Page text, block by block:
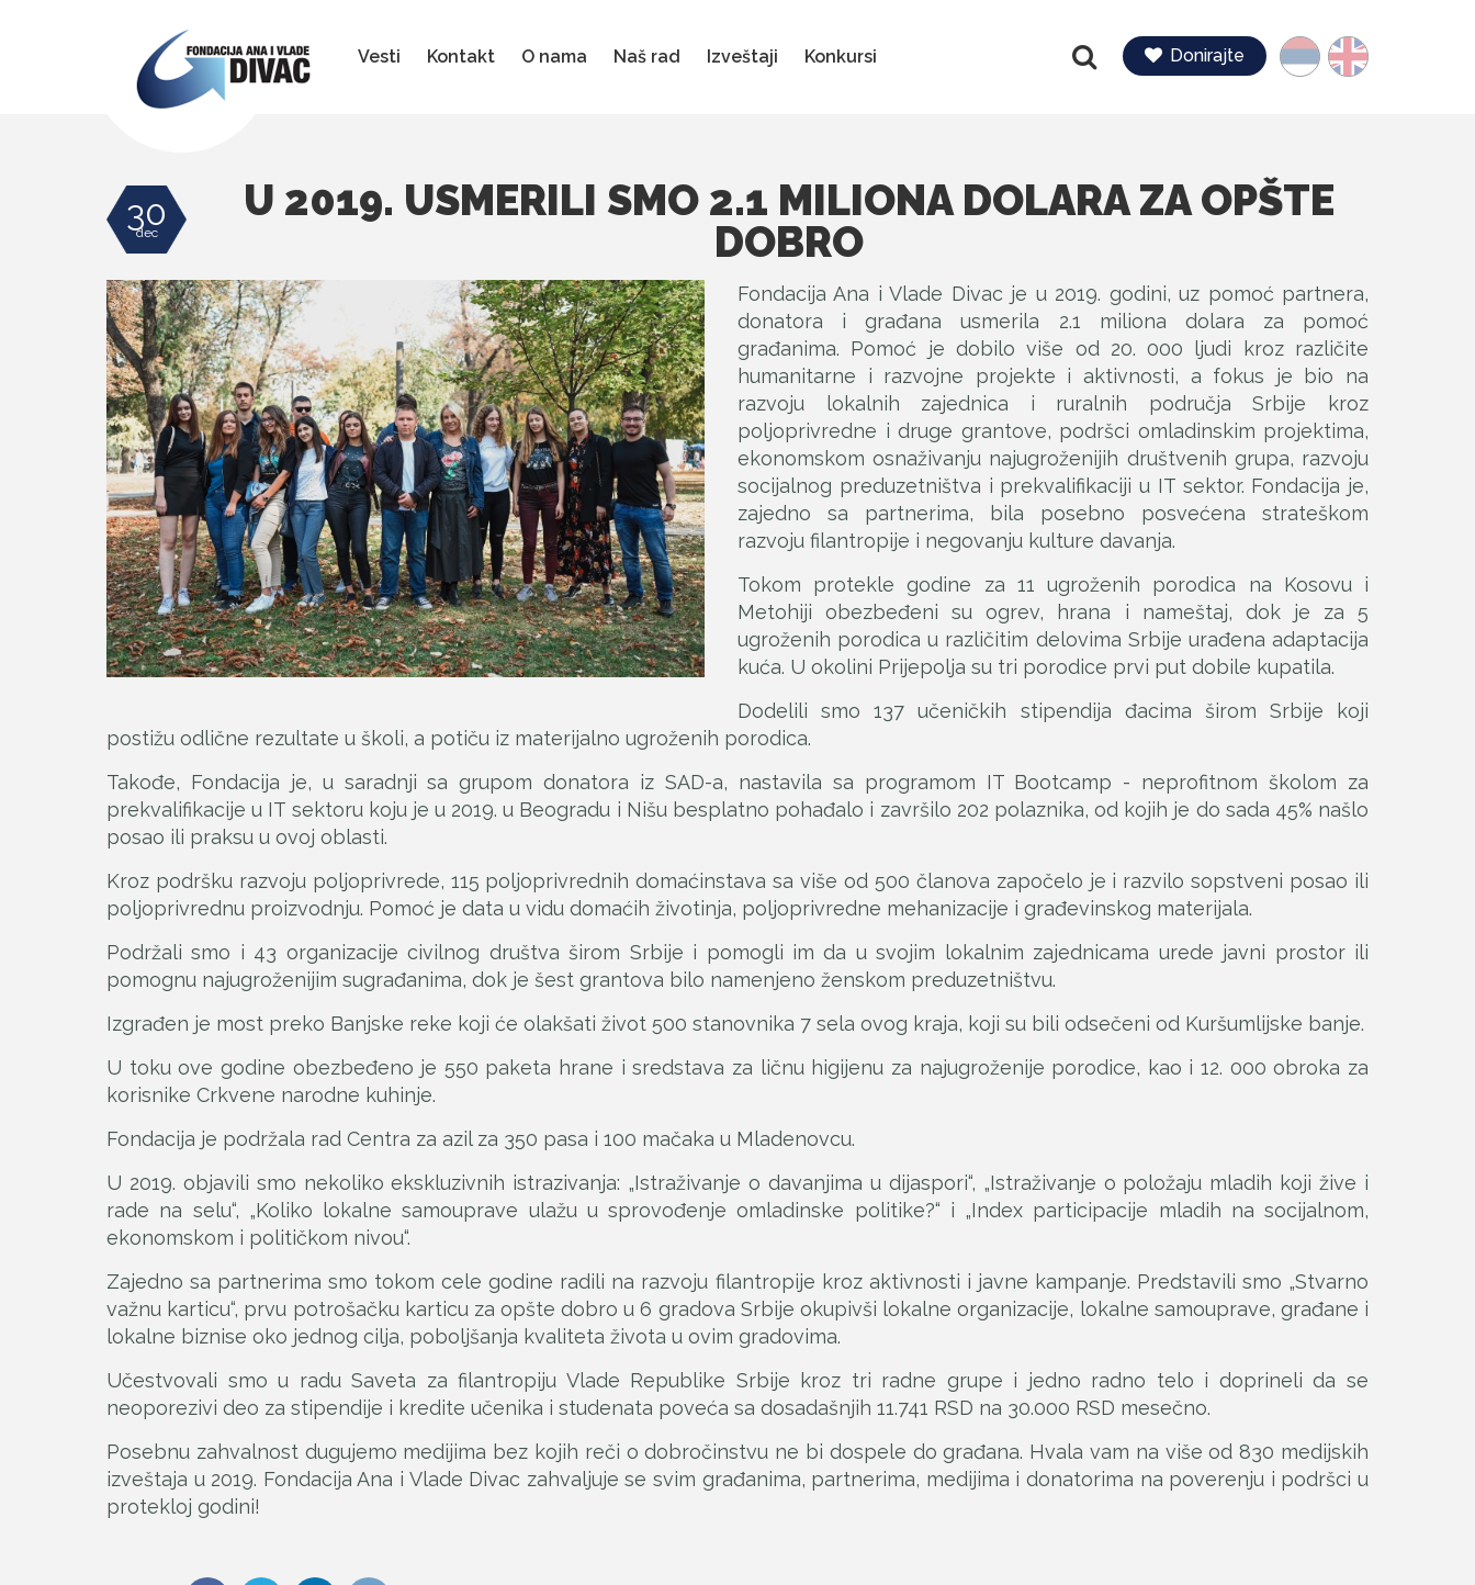
Vlade
Divac
Jezik
Donirajte
Pretraga
Vesti Kontakt O nama Naš rad Izveštaji Konkursi
30
dec
U 2019. USMERILI SMO 2.1 MILIONA DOLARA ZA OPŠTE
DOBRO
Fondacija Ana i Vlade Divac je u 2019. godini, uz pomoć partnera,
donatora i građana usmerila 2.1 miliona dolara za pomoć
građanima. Pomoć je dobilo više od 20. 000 ljudi kroz različite
humanitarne i razvojne projekte i aktivnosti, a fokus je bio na
razvoju lokalnih zajednica i ruralnih područja Srbije kroz
poljoprivredne i druge grantove, podršci omladinskim projektima,
ekonomskom osnaživanju najugroženijih društvenih grupa, razvoju
socijalnog preduzetništva i prekvalifikaciji u IT sektor. Fondacija je,
zajedno sa partnerima, bila posebno posvećena strateškom
razvoju filantropije i negovanju kulture davanja.
Tokom protekle godine za 11 ugroženih porodica na Kosovu i
Metohiji obezbeđeni su ogrev, hrana i nameštaj, dok je za 5
ugroženih porodica u različitim delovima Srbije urađena adaptacija
kuća. U okolini Prijepolja su tri porodice prvi put dobile kupatila.
Dodelili smo 137 učeničkih stipendija đacima širom Srbije koji
postižu odlične rezultate u školi, a potiču iz materijalno ugroženih porodica.
Takođe, Fondacija je, u saradnji sa grupom donatora iz SAD-a, nastavila sa programom IT Bootcamp - neprofitnom školom za
prekvalifikacije u IT sektoru koju je u 2019. u Beogradu i Nišu besplatno pohađalo i završilo 202 polaznika, od kojih je do sada 45% našlo
posao ili praksu u ovoj oblasti.
Kroz podršku razvoju poljoprivrede, 115 poljoprivrednih domaćinstava sa više od 500 članova započelo je i razvilo sopstveni posao ili
poljoprivrednu proizvodnju. Pomoć je data u vidu domaćih životinja, poljoprivredne mehanizacije i građevinskog materijala.
Podržali smo i 43 organizacije civilnog društva širom Srbije i pomogli im da u svojim lokalnim zajednicama urede javni prostor ili
pomognu najugroženijim sugrađanima, dok je šest grantova bilo namenjeno ženskom preduzetništvu.
Izgrađen je most preko Banjske reke koji će olakšati život 500 stanovnika 7 sela ovog kraja, koji su bili odsečeni od Kuršumlijske banje.
U toku ove godine obezbeđeno je 550 paketa hrane i sredstava za ličnu higijenu za najugroženije porodice, kao i 12. 000 obroka za
korisnike Crkvene narodne kuhinje.
Fondacija je podržala rad Centra za azil za 350 pasa i 100 mačaka u Mladenovcu.
U 2019. objavili smo nekoliko ekskluzivnih istrazivanja: „Istraživanje o davanjima u dijaspori“, „Istraživanje o položaju mladih koji žive i
rade na selu“, „Koliko lokalne samouprave ulažu u sprovođenje omladinske politike?“ i „Index participacije mladih na socijalnom,
ekonomskom i političkom nivou“.
Zajedno sa partnerima smo tokom cele godine radili na razvoju filantropije kroz aktivnosti i javne kampanje. Predstavili smo „Stvarno
važnu karticu“, prvu potrošačku karticu za opšte dobro u 6 gradova Srbije okupivši lokalne organizacije, lokalne samouprave, građane i
lokalne biznise oko jednog cilja, poboljšanja kvaliteta života u ovim gradovima.
Učestvovali smo u radu Saveta za filantropiju Vlade Republike Srbije kroz tri radne grupe i jedno radno telo i doprineli da se
neoporezivi deo za stipendije i kredite učenika i studenata poveća sa dosadašnjih 11.741 RSD na 30.000 RSD mesečno.
Posebnu zahvalnost dugujemo medijima bez kojih reči o dobročinstvu ne bi dospele do građana. Hvala vam na više od 830 medijskih
izveštaja u 2019. Fondacija Ana i Vlade Divac zahvaljuje se svim građanima, partnerima, medijima i donatorima na poverenju i podršci u
protekloj godini!